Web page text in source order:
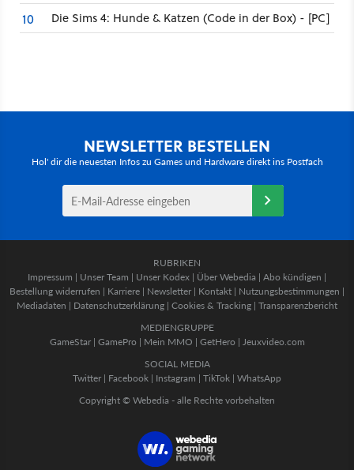
10 Die Sims 4: Hunde & Katzen (Code in der Box) - [PC]
NEWSLETTER BESTELLEN
Hol' dir die neuesten Infos zu Games und Hardware direkt ins Postfach
RUBRIKEN
Impressum | Unser Team | Unser Kodex | Über Webedia | Abo kündigen |
Bestellung widerrufen | Karriere | Newsletter | Kontakt | Nutzungsbestimmungen |
Mediadaten | Datenschutzerklärung | Cookies & Tracking | Transparenzbericht
MEDIENGRUPPE
GameStar| GamePro | Mein MMO | GetHero | Jeuxvideo.com
SOCIAL MEDIA
Twitter | Facebook | Instagram | TikTok | WhatsApp
Copyright © Webedia - alle Rechte vorbehalten